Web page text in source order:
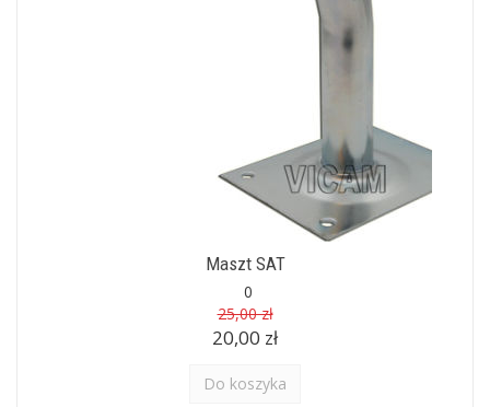
Maszt SAT
0
25,00 zł
20,00 zł
Do koszyka